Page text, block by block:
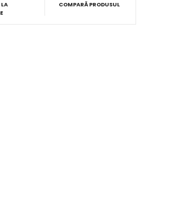
COMPARĂ PRODUSUL